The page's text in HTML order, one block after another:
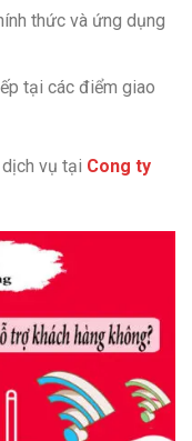
thức và ứng dụng
tại các điểm giao
vụ tại Cong ty